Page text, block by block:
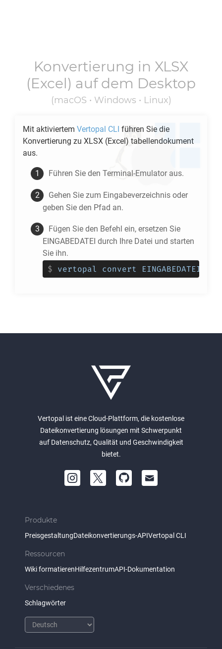
Konvertierung in XLSX
(Excel) auf dem Desktop
(macOS • Windows • Linux)
Mit aktiviertem Vertopal CLI führen Sie die
Konvertierung zu XLSX (Excel) tabellendokument
aus.
Führen Sie den Terminal-Emulator aus.
Gehen Sie zum Eingabeverzeichnis oder
geben Sie den Pfad an.
Fügen Sie den Befehl ein, ersetzen Sie
EINGABEDATEI durch Ihre Datei und starten
Sie ihn.
$ vertopal convert EINGABEDATEI
Vertopal ist eine Cloud-Plattform, die kostenlose
Dateikonvertierung lösungen mit Schwerpunkt
auf Datenschutz, Qualität und Geschwindigkeit
bietet.
Produkte
PreisgestaltungDateikonvertierungs-APIVertopal CLI
Ressourcen
Wiki formatierenHilfezentrumAPI-Dokumentation
Verschiedenes
Schlagwörter